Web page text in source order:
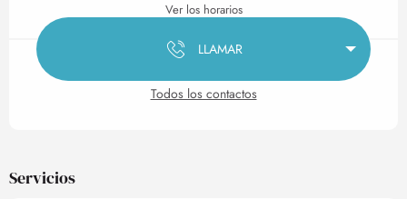
Ver los horarios
LLAMAR
Todos los contactos
Servicios